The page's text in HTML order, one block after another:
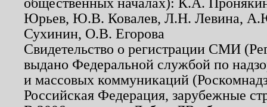
Юрьев, Ю.В. Ковалев, Л.Н. Левина,
Сухинин, О.В. Егорова
Свидетельство о регистрации СМИ
выдано Федеральной службой по
и массовых коммуникаций
Российская Федерация, зарубежные